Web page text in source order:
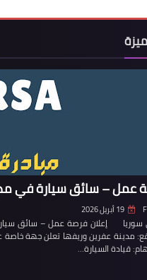
عمل – سائق سيارة في
19 أبريل 2026
إعلان فرصة عمل – سائق
مدينة عفرين وريفها تعلن جهة
قيادة السيارة…